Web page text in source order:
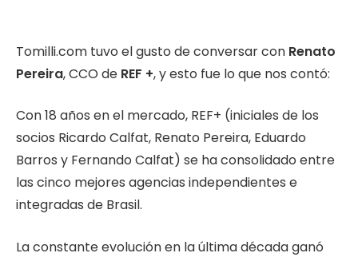
Tomilli.com tuvo el gusto de conversar con Renato
Pereira, CCO de REF +, y esto fue lo que nos contó:
Con 18 años en el mercado, REF+ (iniciales de los
socios Ricardo Calfat, Renato Pereira, Eduardo
Barros y Fernando Calfat) se ha consolidado entre
las cinco mejores agencias independientes e
integradas de Brasil.
La constante evolución en la última década ganó